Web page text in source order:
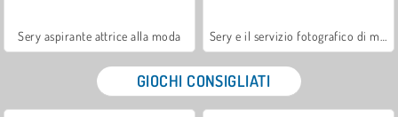
Sery aspirante attrice alla moda
GIOCHI CONSIGLIATI